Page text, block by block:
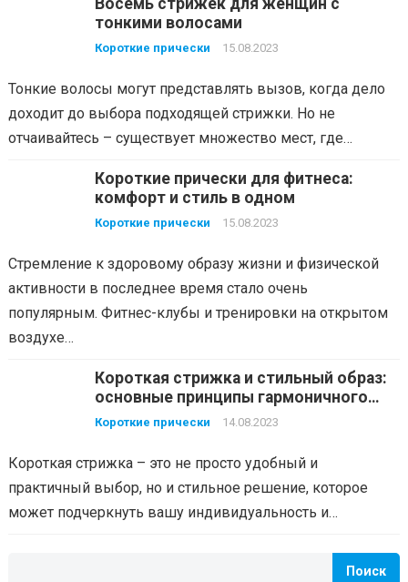
Восемь стрижек для женщин с
тонкими волосами
Короткие прически 15.08.2023
Тонкие волосы могут представлять вызов, когда дело
доходит до выбора подходящей стрижки. Но не
отчаивайтесь – существует множество мест, где…
Короткие прически для фитнеса:
комфорт и стиль в одном
Короткие прически 15.08.2023
Стремление к здоровому образу жизни и физической
активности в последнее время стало очень
популярным. Фитнес-клубы и тренировки на открытом
воздухе…
Короткая стрижка и стильный образ:
основные принципы гармоничного
сочетания
Короткие прически 14.08.2023
Короткая стрижка – это не просто удобный и
практичный выбор, но и стильное решение, которое
может подчеркнуть вашу индивидуальность и…
Поиск